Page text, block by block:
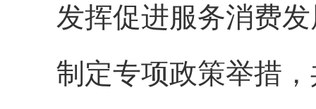
发挥促进服务消费
制定专项政策举措